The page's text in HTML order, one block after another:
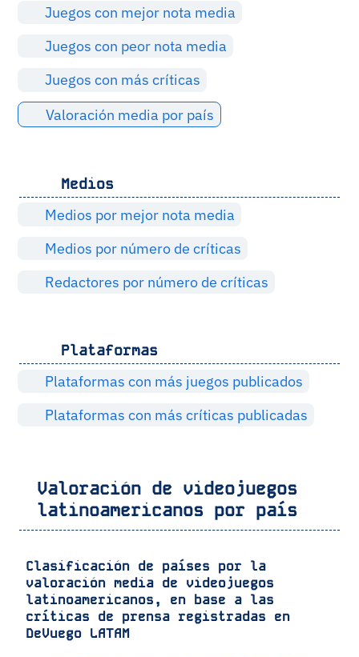
Juegos con mejor nota media
Juegos con peor nota media
Juegos con más críticas
Valoración media por país
Medios
Medios por mejor nota media
Medios por número de críticas
Redactores por número de críticas
Plataformas
Plataformas con más juegos publicados
Plataformas con más críticas publicadas
Valoración de videojuegos
latinoamericanos por país
Clasificación de países por la
valoración media de videojuegos
latinoamericanos, en base a las
críticas de prensa registradas en
DeVuego LATAM